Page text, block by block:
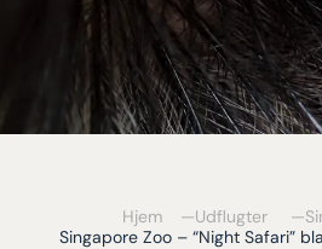
Hjem Udflugter
Singapore Zoo – “Night Safari”